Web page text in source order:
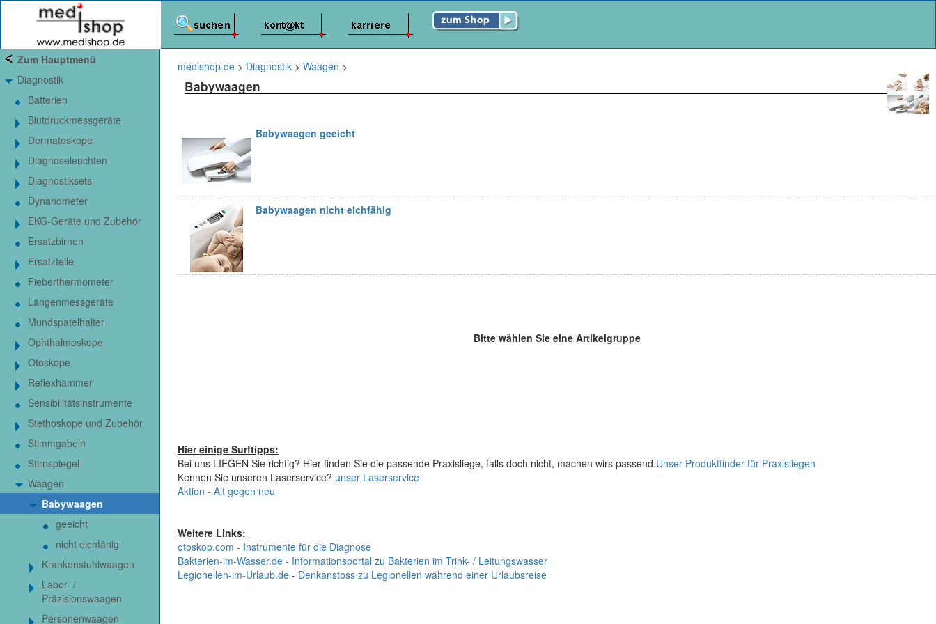
medishop.de > Diagnostik > Waagen >
Babywaagen
Babywaagen geeicht
Babywaagen nicht eichfähig
Bitte wählen Sie eine Artikelgruppe
Hier einige Surftipps:
Bei uns LIEGEN Sie richtig? Hier finden Sie die passende Praxisliege, falls doch nicht, machen wirs passend.Unser Produktfinder für Praxisliegen
Kennen Sie unseren Laserservice? unser Laserservice
Aktion - Alt gegen neu
Weitere Links:
otoskop.com - Instrumente für die Diagnose
Bakterien-im-Wasser.de - Informationsportal zu Bakterien im Trink- / Leitungswasser
Legionellen-im-Urlaub.de - Denkanstoss zu Legionellen während einer Urlaubsreise
Zum Hauptmenü
Diagnostik
Batterien
Blutdruckmessgeräte
Dermatoskope
Diagnoseleuchten
Diagnostiksets
Dynanometer
EKG-Geräte und Zubehör
Ersatzbirnen
Ersatzteile
Fieberthermometer
Längenmessgeräte
Mundspatelhalter
Ophthalmoskope
Otoskope
Reflexhämmer
Sensibilitätsinstrumente
Stethoskope und Zubehör
Stimmgabeln
Stirnspiegel
Waagen
Babywaagen
geeicht
nicht eichfähig
Krankenstuhlwaagen
Labor- /
Präzisionswaagen
Personenwaagen